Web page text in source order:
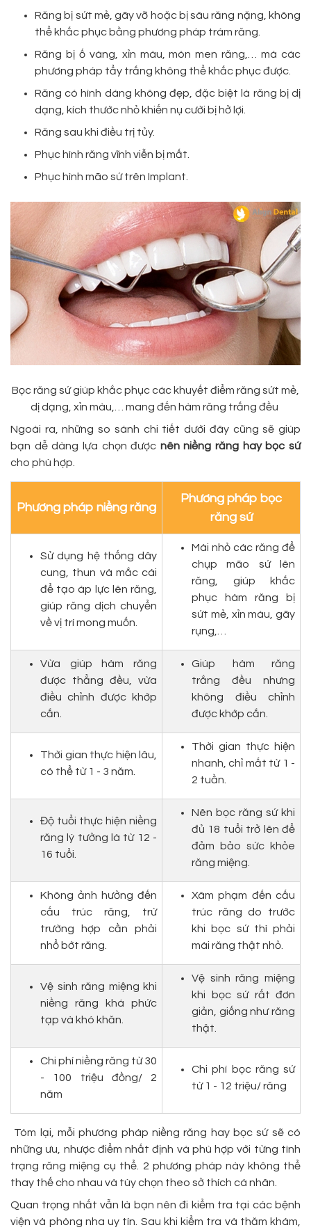
Răng bị sứt mẻ, gãy vỡ hoặc bị sâu răng nặng, không
thể khắc phục bằng phương pháp trám răng.
Răng bị ố vàng, xỉn màu, mòn men răng,… mà các
phương pháp tẩy trắng không thể khắc phục được.
Răng có hình dáng không đẹp, đặc biệt là răng bị dị
dạng, kích thước nhỏ khiến nụ cười bị hở lợi.
Răng sau khi điều trị tủy.
Phục hình răng vĩnh viễn bị mất.
Phục hình mão sứ trên Implant.
Bọc răng sứ giúp khắc phục các khuyết điểm răng sứt mẻ,
dị dạng, xỉn màu,… mang đến hàm răng trắng đều
Ngoài ra, những so sánh chi tiết dưới đây cũng sẽ giúp
bạn dễ dàng lựa chọn được nên niềng răng hay bọc sứ
cho phù hợp.
Phương pháp niềng răng
Phương pháp bọc
răng sứ
Sử dụng hệ thống dây
cung, thun và mắc cái
để tạo áp lực lên răng,
giúp răng dịch chuyển
về vị trí mong muốn.
Mài nhỏ các răng để
chụp mão sứ lên
răng, giúp khắc
phục hàm răng bị
sứt mẻ, xỉn màu, gãy
rụng,…
Vừa giúp hàm răng
được thẳng đều, vừa
điều chỉnh được khớp
cắn.
Giúp hàm răng
trắng đều nhưng
không điều chỉnh
được khớp cắn.
Thời gian thực hiện lâu,
có thể từ 1 - 3 năm.
Thời gian thực hiện
nhanh, chỉ mất từ 1 -
2 tuần.
Độ tuổi thực hiện niềng
răng lý tưởng là từ 12 -
16 tuổi.
Nên bọc răng sứ khi
đủ 18 tuổi trở lên để
đảm bảo sức khỏe
răng miệng.
Không ảnh hưởng đến
cấu trúc răng, trừ
trường hợp cần phải
nhổ bớt răng.
Xâm phạm đến cấu
trúc răng do trước
khi bọc sứ thì phải
mài răng thật nhỏ.
Vệ sinh răng miệng khi
niềng răng khá phức
tạp và khó khăn.
Vệ sinh răng miệng
khi bọc sứ rất đơn
giản, giống như răng
thật.
Chi phí niềng răng từ 30
- 100 triệu đồng/ 2
năm
Chi phí bọc răng sứ
từ 1 - 12 triệu/ răng
Tóm lại, mỗi phương pháp niềng răng hay bọc sứ sẽ có
những ưu, nhược điểm nhất định và phù hợp với từng tình
trạng răng miệng cụ thể. 2 phương pháp này không thể
thay thế cho nhau và tùy chọn theo sở thích cá nhân.
Quan trọng nhất vẫn là bạn nên đi kiểm tra tại các bệnh
viện và phòng nha uy tín. Sau khi kiểm tra và thăm khám,